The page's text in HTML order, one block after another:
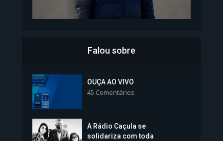
Colégios da Polícia...
Falou sobre
OUÇA AO VIVO
45 Comentários
A Rádio Caçula se
solidariza com toda